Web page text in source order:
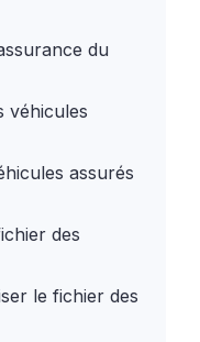
du
véhicules
assurés
des
le fichier des